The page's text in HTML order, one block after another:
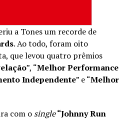
a Tones um recorde de
. Ao todo, foram oito
que levou quatro prêmios
”, “Melhor Performance
Independente” e “Melhor
com o single“Johnny Run